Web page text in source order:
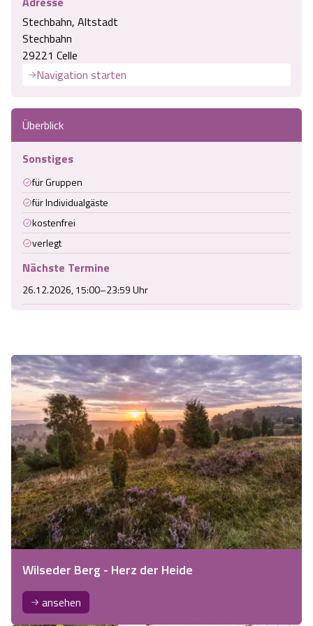
Stechbahn, Altstadt
Stechbahn
29221 Celle
Navigation starten
Überblick
Sonstiges
für Gruppen
für Individualgäste
kostenfrei
verlegt
Nächste Termine
26.12.2026, 15:00–23:59 Uhr
Wilseder Berg - Herz der Heide
ansehen